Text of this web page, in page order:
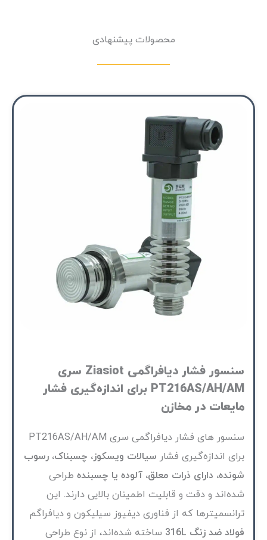
محصولات پیشنهادی
سنسور فشار دیافراگمی Ziasiot سری
PT216AS/AH/AM برای اندازه‌گیری فشار
مایعات در مخازن
سنسور های فشار دیافراگمی سری PT216AS/AH/AM
برای اندازه‌گیری فشار سیالات ویسکوز، چسبناک، رسوب
شونده، دارای ذرات معلق، آلوده یا چسبنده طراحی
شده‌اند و دقت و قابلیت اطمینان بالایی دارند. این
ترانسمیتر‌ها که از فناوری دیفیوز سیلیکون و دیافراگم
فولاد ضد زنگ 316L
ساخته شده‌اند، از نوع طراحی